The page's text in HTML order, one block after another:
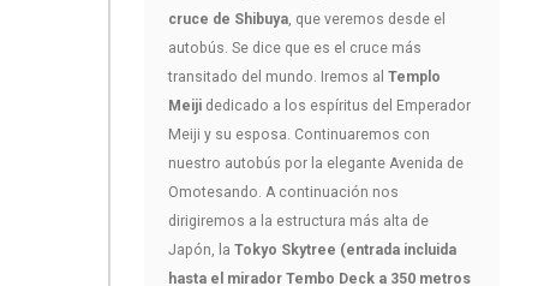
cruce de Shibuya, que veremos desde el
autobús. Se dice que es el cruce más
transitado del mundo. Iremos al Templo
Meiji dedicado a los espíritus del Emperador
Meiji y su esposa. Continuaremos con
nuestro autobús por la elegante Avenida de
Omotesando. A continuación nos
dirigiremos a la estructura más alta de
Japón, la Tokyo Skytree (entrada incluida
hasta el mirador Tembo Deck a 350 metros